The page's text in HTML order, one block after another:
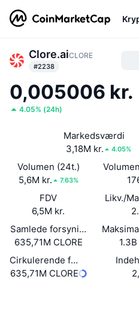
Clore.aiCLORE
#2238
0,005006 kr.
4.05% (24h)
Markedsværdi
3,18M kr.
4.05%
Volumen (24t.)
5,6M kr.
7.63%
FDV
6,5M kr.
Likv./
Samlede forsyning
635,71M CLORE
Cirkulerende forsyning
635,71M CLORE